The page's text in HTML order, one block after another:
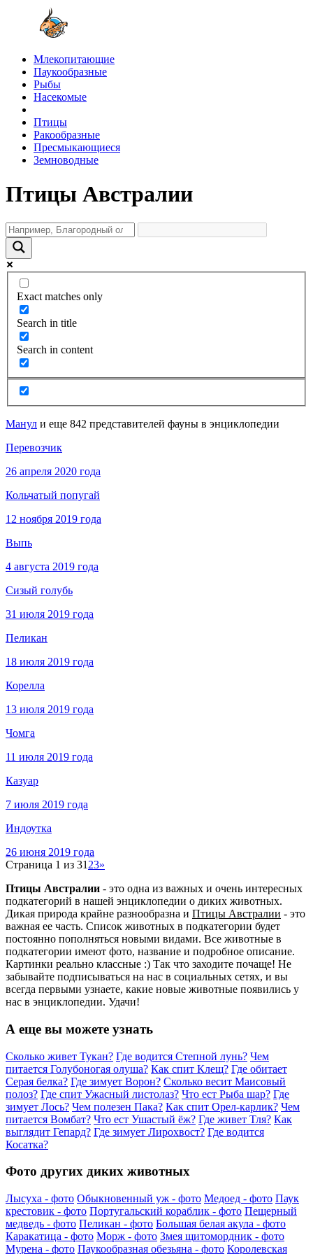
Млекопитающие
Паукообразные
Рыбы
Насекомые
Птицы
Ракообразные
Пресмыкающиеся
Земноводные
Птицы Австралии
Exact matches only
Search in title
Search in content
Манул и еще 842 представителей фауны в энциклопедии
Перевозчик
26 апреля 2020 года
Кольчатый попугай
12 ноября 2019 года
Выпь
4 августа 2019 года
Сизый голубь
31 июля 2019 года
Пеликан
18 июля 2019 года
Корелла
13 июля 2019 года
Чомга
11 июля 2019 года
Казуар
7 июля 2019 года
Индоутка
26 июня 2019 года
Страница 1 из 31 23»
Птицы Австралии - это одна из важных и очень интересных
подкатегорий в нашей энциклопедии о диких животных.
Дикая природа крайне разнообразна и Птицы Австралии - это
важная ее часть. Список животных в подкатегории будет
постоянно пополняться новыми видами. Все животные в
подкатегории имеют фото, название и подробное описание.
Картинки реально классные :) Так что заходите почаще! Не
забывайте подписываться на нас в социальных сетях, и вы
всегда первыми узнаете, какие новые животные появились у
нас в энциклопедии. Удачи!
А еще вы можете узнать
Сколько живет Тукан? Где водится Степной лунь? Чем
питается Голубоногая олуша? Как спит Клещ? Где обитает
Серая белка? Где зимует Ворон? Сколько весит Маисовый
полоз? Где спит Ужасный листолаз? Что ест Рыба шар? Где
зимует Лось? Чем полезен Пака? Как спит Орел-карлик? Чем
питается Вомбат? Что ест Ушастый ёж? Где живет Тля? Как
выглядит Гепард? Где зимует Лирохвост? Где водится
Косатка?
Фото других диких животных
Лысуха - фото Обыкновенный уж - фото Медоед - фото Паук
крестовик - фото Португальский кораблик - фото Пещерный
медведь - фото Пеликан - фото Большая белая акула - фото
Каракатица - фото Морж - фото Змея щитомордник - фото
Мурена - фото Паукообразная обезьяна - фото Королевская